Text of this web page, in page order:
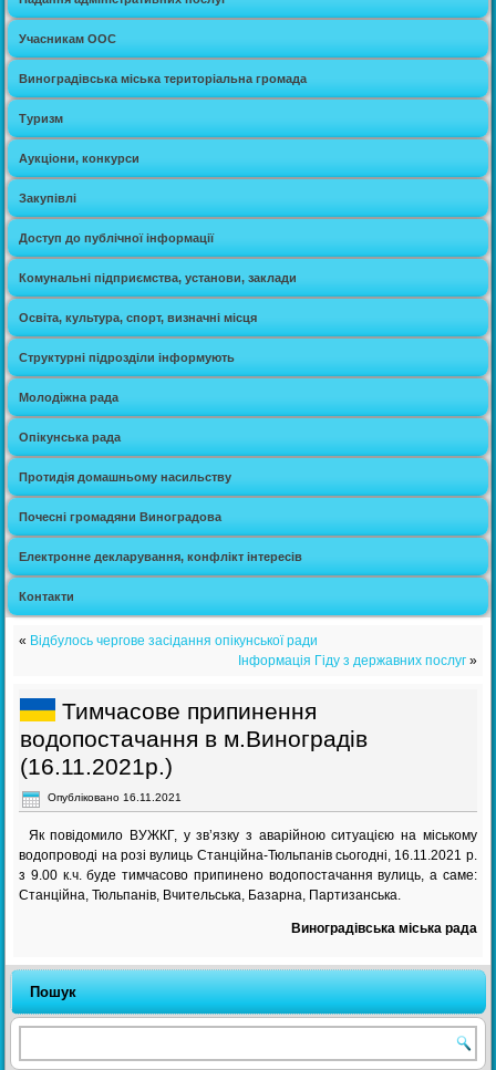
Учасникам ООС
Виноградівська міська територіальна громада
Туризм
Аукціони, конкурси
Закупівлі
Доступ до публічної інформації
Комунальні підприємства, установи, заклади
Освіта, культура, спорт, визначні місця
Структурні підрозділи інформують
Молодіжна рада
Опікунська рада
Протидія домашньому насильству
Почесні громадяни Виноградова
Електронне декларування, конфлікт інтересів
Контакти
« Відбулось чергове засідання опікунської ради
Інформація Гіду з державних послуг»
Тимчасове припинення
водопостачання в м.Виноградів
(16.11.2021р.)
Опубліковано 16.11.2021
Як повідомило ВУЖКГ, у зв’язку з аварійною ситуацією на міському
водопроводі на розі вулиць Станційна-Тюльпанів сьогодні, 16.11.2021 р.
з 9.00 к.ч. буде тимчасово припинено водопостачання вулиць, а саме:
Станційна, Тюльпанів, Вчительська, Базарна, Партизанська.
Виноградівська міська рада
Пошук